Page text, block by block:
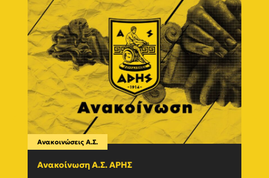
Ανακοινώσεις Α.Σ.
Ανακοίνωση Α.Σ. ΑΡΗΣ